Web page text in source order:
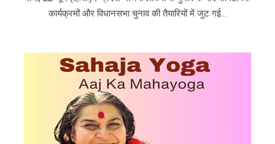
कार्यक्रमों और विधानसभा चुनाव की तैयारियों में जुट गई...